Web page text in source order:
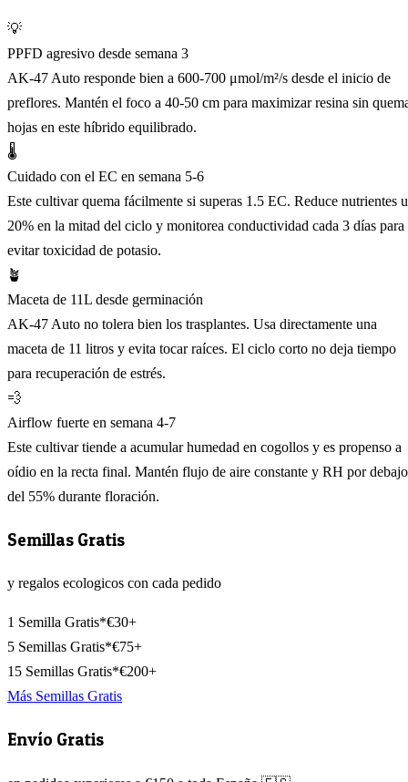
💡
PPFD agresivo desde semana 3
AK-47 Auto responde bien a 600-700 μmol/m²/s desde el inicio de
preflores. Mantén el foco a 40-50 cm para maximizar resina sin
hojas en este híbrido equilibrado.
🌡️
Cuidado con el EC en semana 5-6
Este cultivar quema fácilmente si superas 1.5 EC. Reduce nutrientes
20% en la mitad del ciclo y monitorea conductividad cada 3 días para
evitar toxicidad de potasio.
🪴
Maceta de 11L desde germinación
AK-47 Auto no tolera bien los trasplantes. Usa directamente una
maceta de 11 litros y evita tocar raíces. El ciclo corto no deja tiempo
para recuperación de estrés.
💨
Airflow fuerte en semana 4-7
Este cultivar tiende a acumular humedad en cogollos y es propenso a
oídio en la recta final. Mantén flujo de aire constante y RH por debajo
del 55% durante floración.
Semillas Gratis
y regalos ecologicos con cada pedido
1 Semilla Gratis*€30+
5 Semillas Gratis*€75+
15 Semillas Gratis*€200+
Más Semillas Gratis
Envío Gratis